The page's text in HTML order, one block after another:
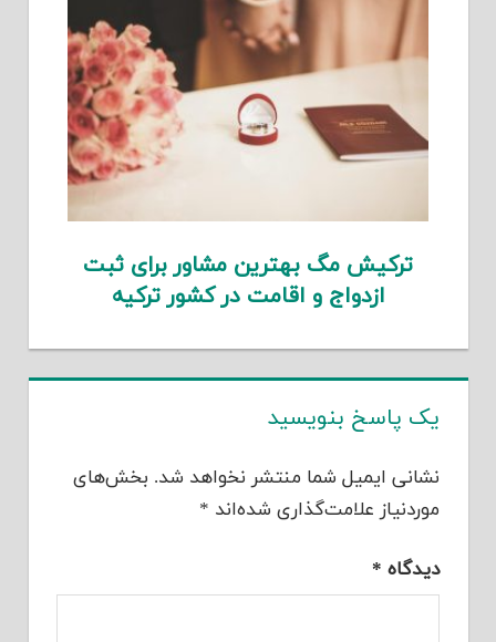
ترکیش مگ بهترین مشاور برای ثبت
ازدواج و اقامت در کشور ترکیه
یک پاسخ بنویسید
نشانی ایمیل شما منتشر نخواهد شد. بخش‌های
موردنیاز علامت‌گذاری شده‌اند *
دیدگاه *